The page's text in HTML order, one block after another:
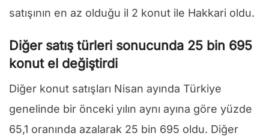
satışının en az olduğu il 2 konut ile Hakkari oldu.
Diğer satış türleri sonucunda 25 bin 695
konut el değiştirdi
Diğer konut satışları Nisan ayında Türkiye
genelinde bir önceki yılın aynı ayına göre yüzde
65,1 oranında azalarak 25 bin 695 oldu. Diğer